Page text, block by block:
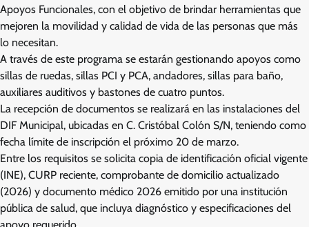
Apoyos Funcionales, con el objetivo de brindar herramientas que
mejoren la movilidad y calidad de vida de las personas que más
lo necesitan.
A través de este programa se estarán gestionando apoyos como
sillas de ruedas, sillas PCI y PCA, andadores, sillas para baño,
auxiliares auditivos y bastones de cuatro puntos.
La recepción de documentos se realizará en las instalaciones del
DIF Municipal, ubicadas en C. Cristóbal Colón S/N, teniendo como
fecha límite de inscripción el próximo 20 de marzo.
Entre los requisitos se solicita copia de identificación oficial vigente
(INE), CURP reciente, comprobante de domicilio actualizado
(2026) y documento médico 2026 emitido por una institución
pública de salud, que incluya diagnóstico y especificaciones del
apoyo requerido.